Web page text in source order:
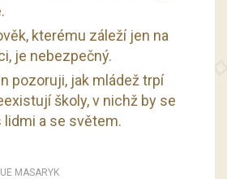
kterému záleží jen na
je nebezpečný.
pozoruji, jak mládež trpí
školy, v nichž by se
lidmi a se světem.
MASARYK